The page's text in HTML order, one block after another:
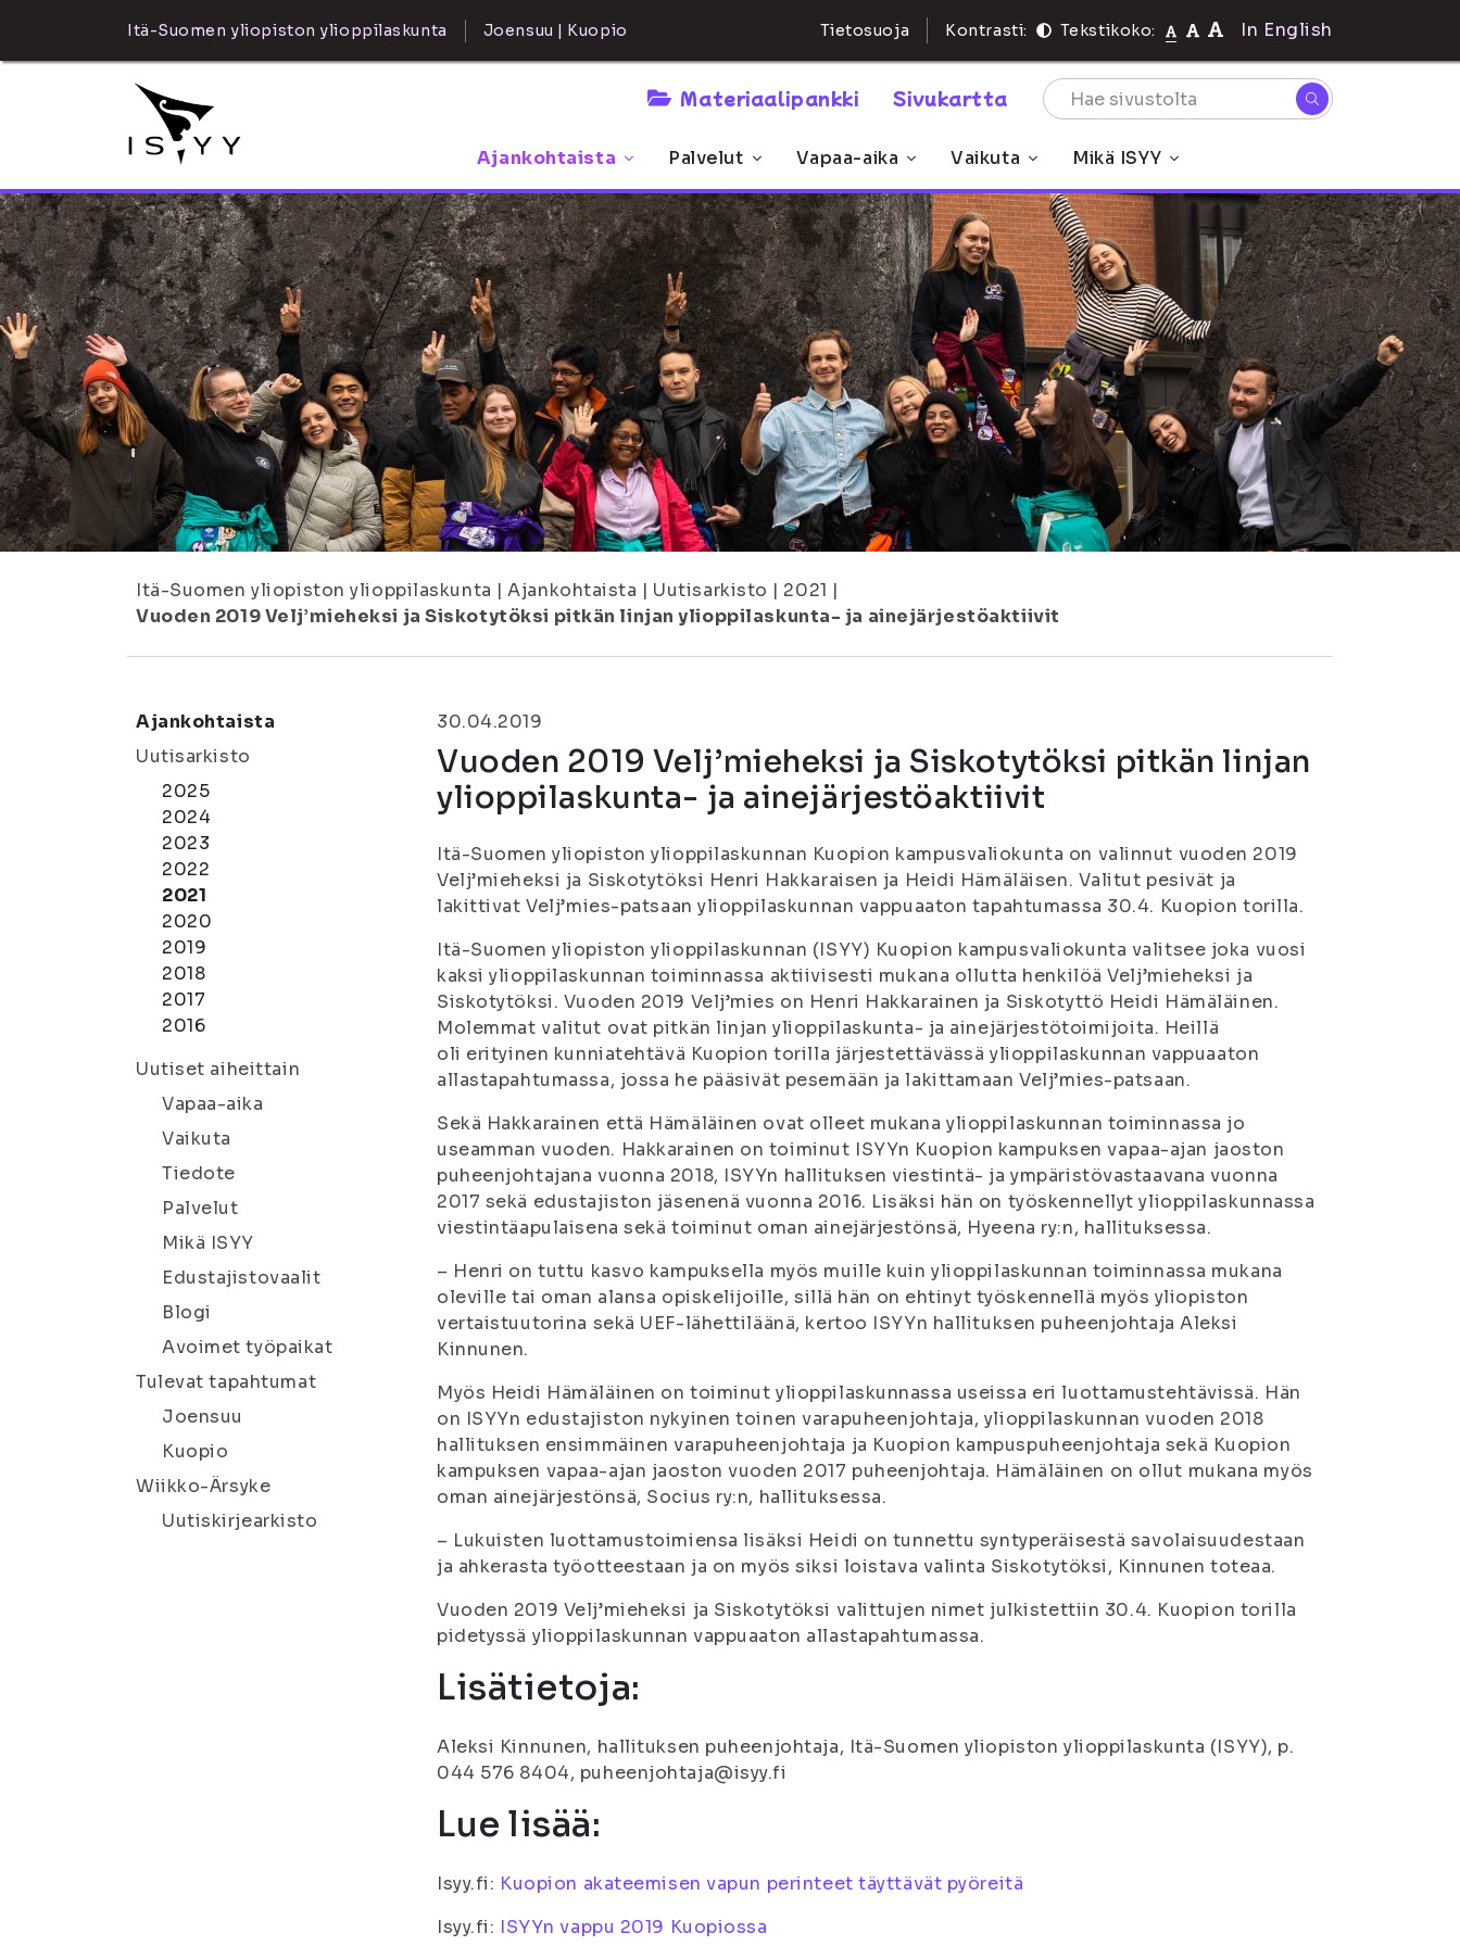
Itä-Suomen yliopiston ylioppilaskunta Joensuu | Kuopio Tietosuoja Kontrasti: Tekstikoko: In English
Materiaalipankki Sivukartta
Ajankohtaista Palvelut Vapaa-aika Vaikuta Mikä ISYY
Itä-Suomen yliopiston ylioppilaskunta | Ajankohtaista | Uutisarkisto | 2021 |
Vuoden 2019 Velj’mieheksi ja Siskotytöksi pitkän linjan ylioppilaskunta- ja ainejärjestöaktiivit
Ajankohtaista
Uutisarkisto
2025
2024
2023
2022
2021
2020
2019
2018
2017
2016
Uutiset aiheittain
Vapaa-aika
Vaikuta
Tiedote
Palvelut
Mikä ISYY
Edustajistovaalit
Blogi
Avoimet työpaikat
Tulevat tapahtumat
Joensuu
Kuopio
Wiikko-Ärsyke
Uutiskirjearkisto
30.04.2019
Vuoden 2019 Velj’mieheksi ja Siskotytöksi pitkän linjan
ylioppilaskunta- ja ainejärjestöaktiivit
Itä-Suomen yliopiston ylioppilaskunnan Kuopion kampusvaliokunta on valinnut vuoden 2019
Velj’mieheksi ja Siskotytöksi Henri Hakkaraisen ja Heidi Hämäläisen. Valitut pesivät ja
lakittivat Velj’mies-patsaan ylioppilaskunnan vappuaaton tapahtumassa 30.4. Kuopion torilla.
Itä-Suomen yliopiston ylioppilaskunnan (ISYY) Kuopion kampusvaliokunta valitsee joka vuosi
kaksi ylioppilaskunnan toiminnassa aktiivisesti mukana ollutta henkilöä Velj’mieheksi ja
Siskotytöksi. Vuoden 2019 Velj’mies on Henri Hakkarainen ja Siskotyttö Heidi Hämäläinen.
Molemmat valitut ovat pitkän linjan ylioppilaskunta- ja ainejärjestötoimijoita. Heillä
oli erityinen kunniatehtävä Kuopion torilla järjestettävässä ylioppilaskunnan vappuaaton
allastapahtumassa, jossa he pääsivät pesemään ja lakittamaan Velj’mies-patsaan.
Sekä Hakkarainen että Hämäläinen ovat olleet mukana ylioppilaskunnan toiminnassa jo
useamman vuoden. Hakkarainen on toiminut ISYYn Kuopion kampuksen vapaa-ajan jaoston
puheenjohtajana vuonna 2018, ISYYn hallituksen viestintä- ja ympäristövastaavana vuonna
2017 sekä edustajiston jäsenenä vuonna 2016. Lisäksi hän on työskennellyt ylioppilaskunnassa
viestintäapulaisena sekä toiminut oman ainejärjestönsä, Hyeena ry:n, hallituksessa.
– Henri on tuttu kasvo kampuksella myös muille kuin ylioppilaskunnan toiminnassa mukana
oleville tai oman alansa opiskelijoille, sillä hän on ehtinyt työskennellä myös yliopiston
vertaistuutorina sekä UEF-lähettiläänä, kertoo ISYYn hallituksen puheenjohtaja Aleksi
Kinnunen.
Myös Heidi Hämäläinen on toiminut ylioppilaskunnassa useissa eri luottamustehtävissä. Hän
on ISYYn edustajiston nykyinen toinen varapuheenjohtaja, ylioppilaskunnan vuoden 2018
hallituksen ensimmäinen varapuheenjohtaja ja Kuopion kampuspuheenjohtaja sekä Kuopion
kampuksen vapaa-ajan jaoston vuoden 2017 puheenjohtaja. Hämäläinen on ollut mukana myös
oman ainejärjestönsä, Socius ry:n, hallituksessa.
– Lukuisten luottamustoimiensa lisäksi Heidi on tunnettu syntyperäisestä savolaisuudestaan
ja ahkerasta työotteestaan ja on myös siksi loistava valinta Siskotytöksi, Kinnunen toteaa.
Vuoden 2019 Velj’mieheksi ja Siskotytöksi valittujen nimet julkistettiin 30.4. Kuopion torilla
pidetyssä ylioppilaskunnan vappuaaton allastapahtumassa.
Lisätietoja:
Aleksi Kinnunen, hallituksen puheenjohtaja, Itä-Suomen yliopiston ylioppilaskunta (ISYY), p.
044 576 8404, puheenjohtaja@isyy.fi
Lue lisää:
Isyy.fi: Kuopion akateemisen vapun perinteet täyttävät pyöreitä
Isyy.fi: ISYYn vappu 2019 Kuopiossa